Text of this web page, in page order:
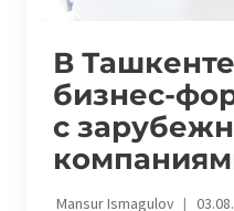
В
бизнес-
с
Mansur Ismagulov